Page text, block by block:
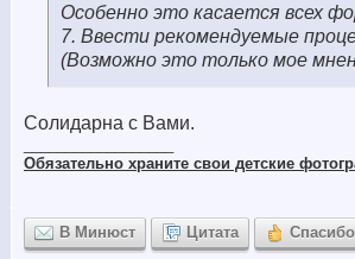
Особенно это касается всех
7. Ввести рекомендуемые
(Возможно это только мое
Солидарна с Вами.
Обязательно храните cвои детские
В Минюст Цитата Спасибо